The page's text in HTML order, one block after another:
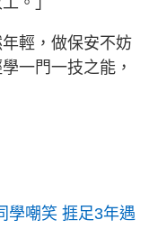
輕，做保安不妨
一門一技之能，
學嘲笑 捱足3年遇